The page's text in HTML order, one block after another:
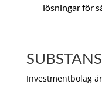
lösningar för
Investmentbolag